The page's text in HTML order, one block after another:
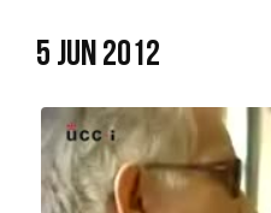
5 JUN 2012